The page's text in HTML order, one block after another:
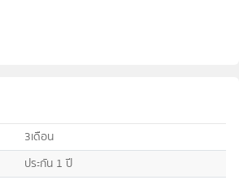
3เดือน
ประกัน 1 ปี